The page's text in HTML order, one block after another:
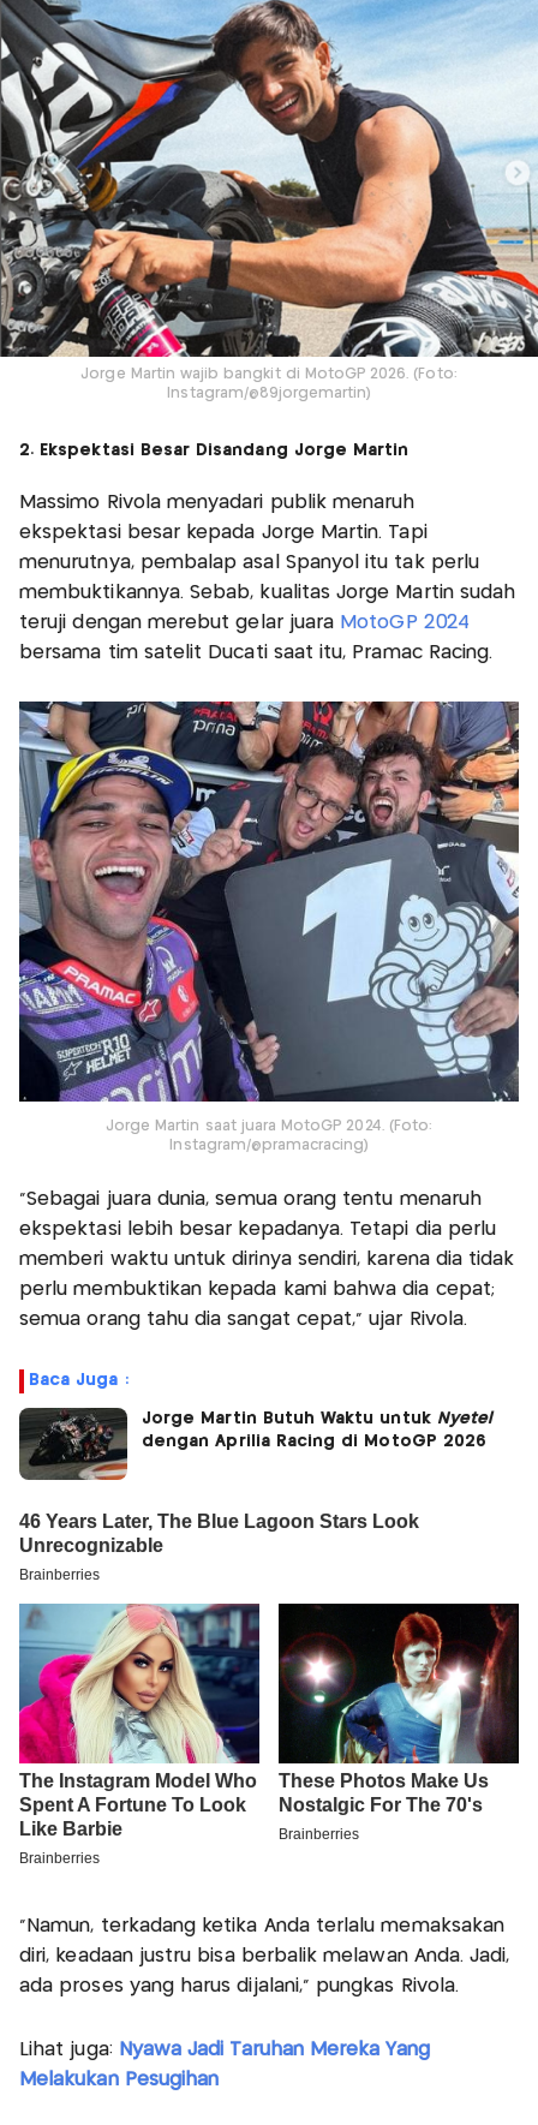
Jorge Martin wajib bangkit di MotoGP 2026. (Foto:
Instagram/@89jorgemartin)
2. Ekspektasi Besar Disandang Jorge Martin
Massimo Rivola menyadari publik menaruh
ekspektasi besar kepada Jorge Martin. Tapi
menurutnya, pembalap asal Spanyol itu tak perlu
membuktikannya. Sebab, kualitas Jorge Martin sudah
teruji dengan merebut gelar juara MotoGP 2024
bersama tim satelit Ducati saat itu, Pramac Racing.
Jorge Martin saat juara MotoGP 2024. (Foto:
Instagram/@pramacracing)
“Sebagai juara dunia, semua orang tentu menaruh
ekspektasi lebih besar kepadanya. Tetapi dia perlu
memberi waktu untuk dirinya sendiri, karena dia tidak
perlu membuktikan kepada kami bahwa dia cepat;
semua orang tahu dia sangat cepat,” ujar Rivola.
Baca Juga :
Jorge Martin Butuh Waktu untuk Nyetel
dengan Aprilia Racing di MotoGP 2026
“Namun, terkadang ketika Anda terlalu memaksakan
diri, keadaan justru bisa berbalik melawan Anda. Jadi,
ada proses yang harus dijalani,” pungkas Rivola.
Lihat juga: Nyawa Jadi Taruhan Mereka Yang
Melakukan Pesugihan